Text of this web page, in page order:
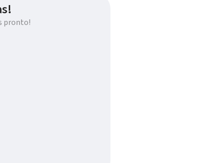
pronto!